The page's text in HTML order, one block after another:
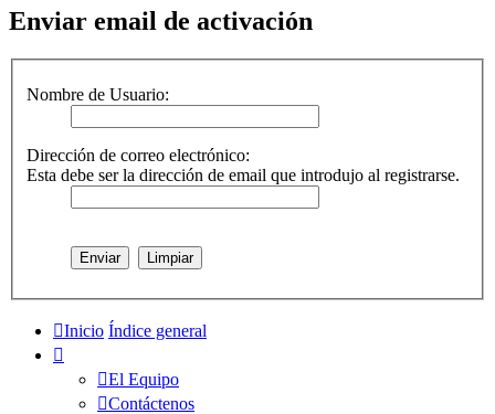
Enviar email de activación
Nombre de Usuario:
Dirección de correo electrónico:
Esta debe ser la dirección de email que introdujo al registrarse.
Inicio Índice general
El Equipo
Contáctenos